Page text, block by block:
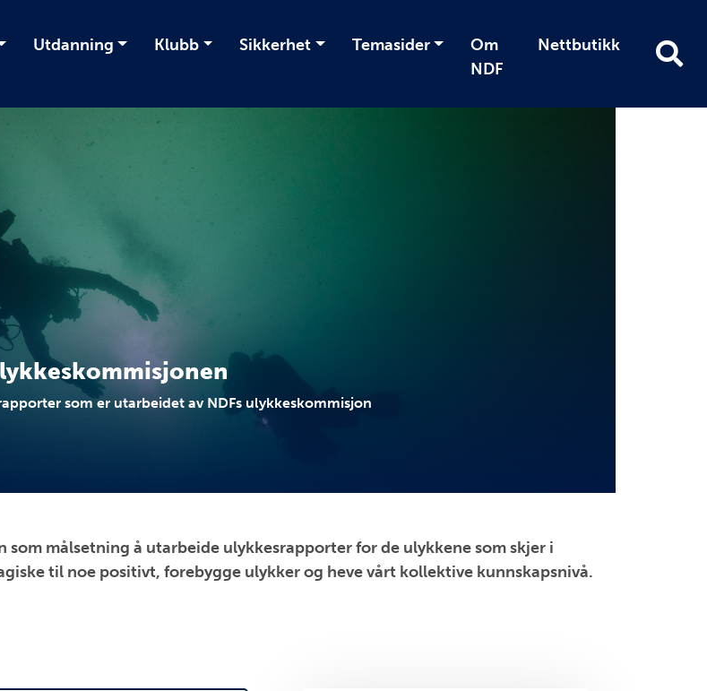
Utdanning Klubb Sikkerhet Temasider
Om
NDF
Nettbutikk
som er utarbeidet av NDFs ulykkeskommisjon
målsetning å utarbeide ulykkesrapporter for de ulykkene som skjer i
til noe positivt, forebygge ulykker og heve vårt kollektive kunnskapsnivå.